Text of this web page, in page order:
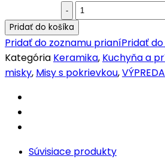
Marocká
misa
s
pokrievkou
M06
quantity
Pridať do košíka
Pridať do zoznamu prianíPridať
Kategória Keramika, Kuchyňa a
misky, Misy s pokrievkou,
Súvisiace produkty